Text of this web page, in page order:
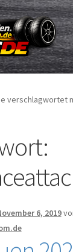
verschlagwortet
6, 2019